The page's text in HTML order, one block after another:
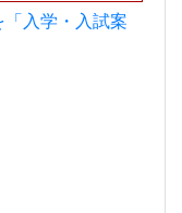
入学・入試案